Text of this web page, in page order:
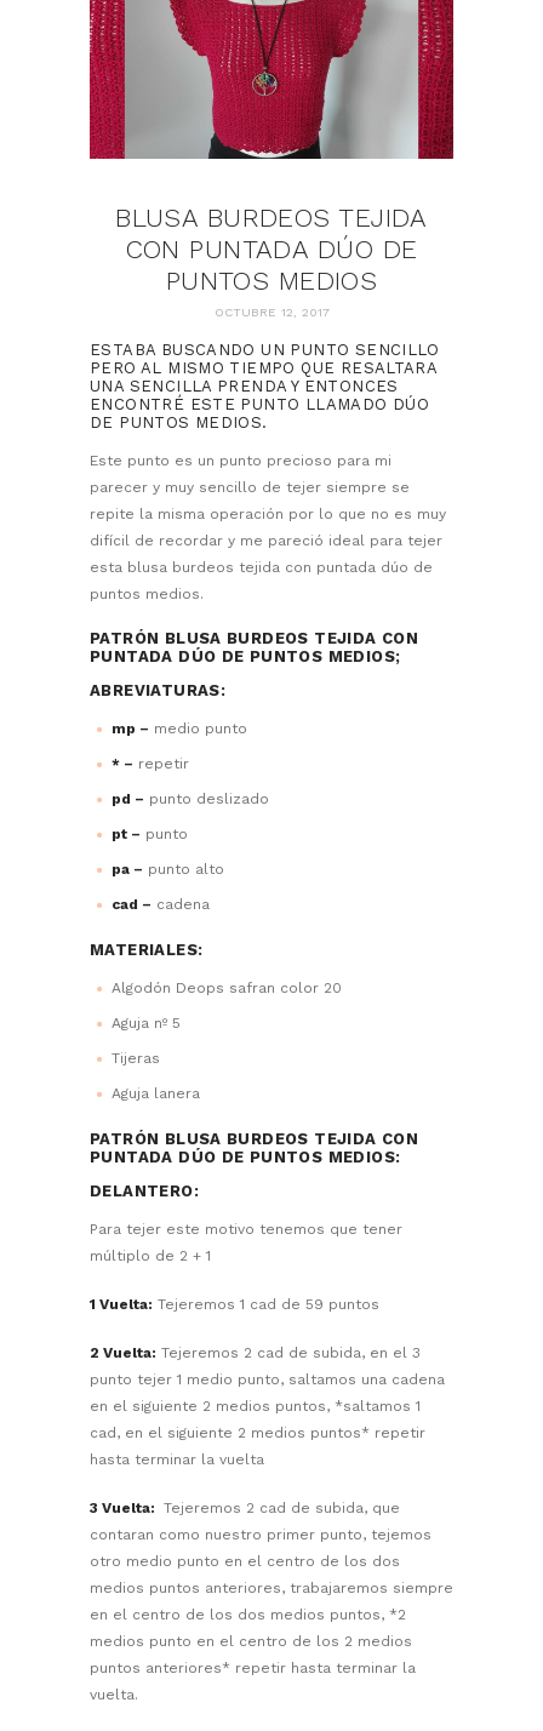
BLUSA BURDEOS TEJIDA
CON PUNTADA DÚO DE
PUNTOS MEDIOS
OCTUBRE 12, 2017
ESTABA BUSCANDO UN PUNTO SENCILLO
PERO AL MISMO TIEMPO QUE RESALTARA
UNA SENCILLA PRENDA Y ENTONCES
ENCONTRÉ ESTE PUNTO LLAMADO DÚO
DE PUNTOS MEDIOS.
Este punto es un punto precioso para mi
parecer y muy sencillo de tejer siempre se
repite la misma operación por lo que no es muy
difícil de recordar y me pareció ideal para tejer
esta blusa burdeos tejida con puntada dúo de
puntos medios.
PATRÓN BLUSA BURDEOS TEJIDA CON
PUNTADA DÚO DE PUNTOS MEDIOS;
ABREVIATURAS:
mp – medio punto
* – repetir
pd – punto deslizado
pt – punto
pa – punto alto
cad – cadena
MATERIALES:
Algodón Deops safran color 20
Aguja nº 5
Tijeras
Aguja lanera
PATRÓN BLUSA BURDEOS TEJIDA CON
PUNTADA DÚO DE PUNTOS MEDIOS:
DELANTERO:
Para tejer este motivo tenemos que tener
múltiplo de 2 + 1
1 Vuelta: Tejeremos 1 cad de 59 puntos
2 Vuelta: Tejeremos 2 cad de subida, en el 3
punto tejer 1 medio punto, saltamos una cadena
en el siguiente 2 medios puntos, *saltamos 1
cad, en el siguiente 2 medios puntos* repetir
hasta terminar la vuelta
3 Vuelta: Tejeremos 2 cad de subida, que
contaran como nuestro primer punto, tejemos
otro medio punto en el centro de los dos
medios puntos anteriores, trabajaremos siempre
en el centro de los dos medios puntos, *2
medios punto en el centro de los 2 medios
puntos anteriores* repetir hasta terminar la
vuelta.